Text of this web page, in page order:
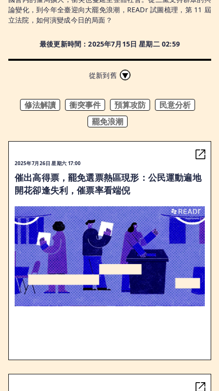
論變化，到今年全臺迎向大罷免浪潮，READr 試圖梳理，第 11 屆
立法院，如何演變成今日的局面？
最後更新時間：2025年7月15日 星期二 02:59
從新到舊
修法解讀 衝突事件 預算攻防
民意分析
罷免浪潮
2025年7月26日 星期六 17:00
催出高得票，罷免選票熱區現形：公民運動遍地
開花卻逢失利，催票率看端倪